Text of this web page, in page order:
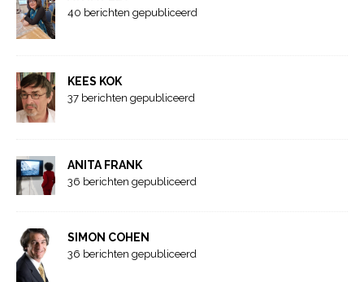
40 berichten gepubliceerd
KEES KOK
37 berichten gepubliceerd
ANITA FRANK
36 berichten gepubliceerd
SIMON COHEN
36 berichten gepubliceerd